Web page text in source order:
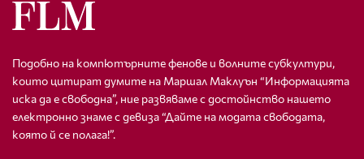
Подобно на компютърните фенове и волните субкултури,
които цитират думите на Маршал Маклуън “Информацията
иска да е свободна”, ние развяваме с достойнство нашето
електронно знаме с девиза “Дайте на модата свободата,
която й се полага!”.